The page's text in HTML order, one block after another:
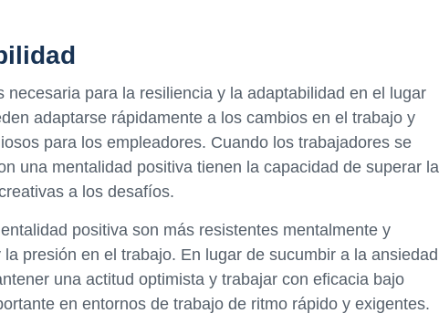
necesaria para la resiliencia y la adaptabilidad en el lugar
adaptarse rápidamente a los cambios en el trabajo y
para los empleadores. Cuando los trabajadores se
una mentalidad positiva tienen la capacidad de superar la
a los desafíos.
positiva son más resistentes mentalmente y
presión en el trabajo. En lugar de sucumbir a la ansiedad
una actitud optimista y trabajar con eficacia bajo
en entornos de trabajo de ritmo rápido y exigentes.